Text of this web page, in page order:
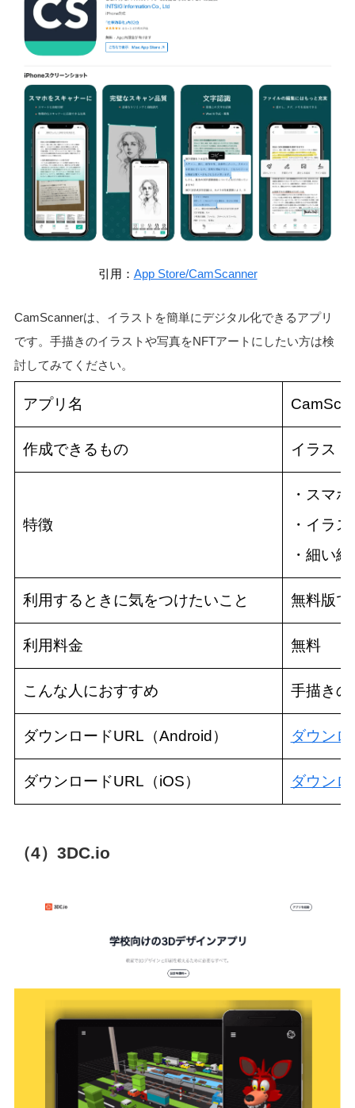
引用： App Store/CamScanner
CamScannerは、イラストを簡単にデジタル化できるアプリ
です。手描きのイラストや写真をNFTアートにしたい方は検
討してみてください。
アプリ名
作成できるもの イラスト
特徴
・スマ
・イラ
・細い
利用するときに気をつけたいこと 無料版で
利用料金 無料
こんな人におすすめ 手描きの
ダウンロードURL（Android） ダウン
ダウンロードURL（iOS） ダウン
（4）3DC.io